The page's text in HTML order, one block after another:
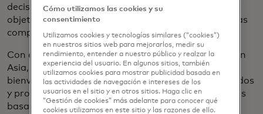
decisiones más informadas. L'Oréal destaca su
objetivo de reducir el consumo excesivo y prevenir las
compras innecesarias de productos.
Con este nuevo dispositivo, que se está probando en
Asia, la industria de la belleza está dando la
bienvenida a productos más precisos y personalizados
y promoviendo opciones de compra más inteligentes
basadas en la ciencia en lugar de las tendencias.
Cómo utilizamos las cookies y su
consentimiento
Utilizamos cookies y tecnologías similares (“cookies”)
en nuestros sitios web para mejorarlos, medir su
rendimiento, entender a nuestro público y realzar la
experiencia del usuario. En algunos sitios, también
utilizamos cookies para mostrar publicidad basada en
las actividades de navegación e intereses de los
usuarios en el sitio y en otros sitios. Haga clic en
“Gestión de cookies” más adelante para conocer qué
cookies utilizamos en este sitio y las razones de ello.